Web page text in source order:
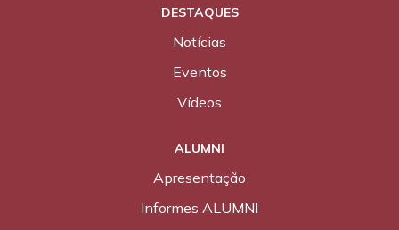
DESTAQUES
Notícias
Eventos
Vídeos
ALUMNI
Apresentação
Informes ALUMNI